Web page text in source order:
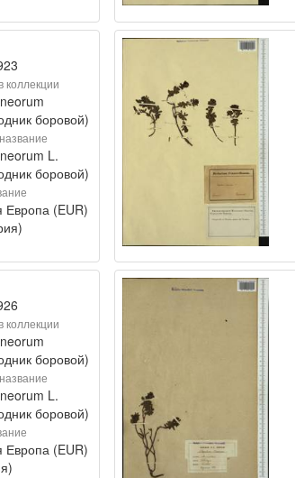
коллекции
боровой)
L.
боровой)
Европа (EUR)
коллекции
боровой)
L.
боровой)
Европа (EUR)